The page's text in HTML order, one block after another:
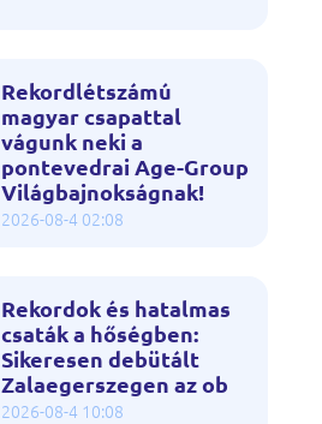
Rekordlétszámú
magyar csapattal
vágunk neki a
pontevedrai Age-Group
Világbajnokságnak!
2026-08-4 02:08
Rekordok és hatalmas
csaták a hőségben:
Sikeresen debütált
Zalaegerszegen az ob
2026-08-4 10:08